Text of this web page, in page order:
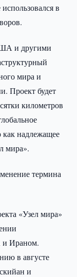
в
и другими
мира и
Проект будет
километров
как надлежащее
мира».
термина
«Узел мира»
и Ираном.
в августе
и